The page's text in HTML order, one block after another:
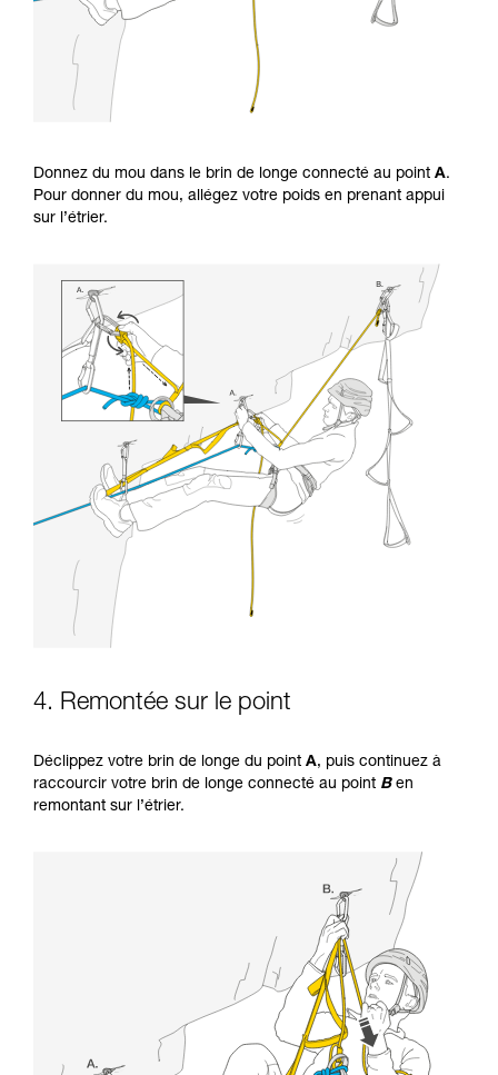
Donnez du mou dans le brin de longe connecté au point A.
Pour donner du mou, allégez votre poids en prenant appui
sur l’étrier.
4. Remontée sur le point
Déclippez votre brin de longe du point A, puis continuez à
raccourcir votre brin de longe connecté au point Ben
remontant sur l’étrier.